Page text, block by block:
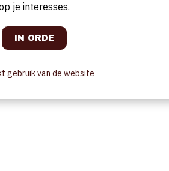
en culinaire beleving centraal staan. Wij
gastronomische keuken is een pluspunt,
te verwennen met jouw culinaire creaties.
zelfstandig werken is voor jou geen
je interesses.
gebruik van de website